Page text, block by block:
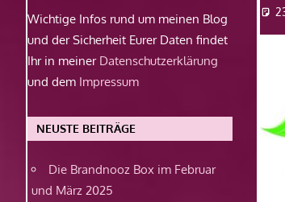
Wichtige Infos rund um meinen Blog
und der Sicherheit Eurer Daten findet
Ihr in meiner Datenschutzerklärung
und dem Impressum
NEUSTE BEITRÄGE
Die Brandnooz Box im Februar
und März 2025